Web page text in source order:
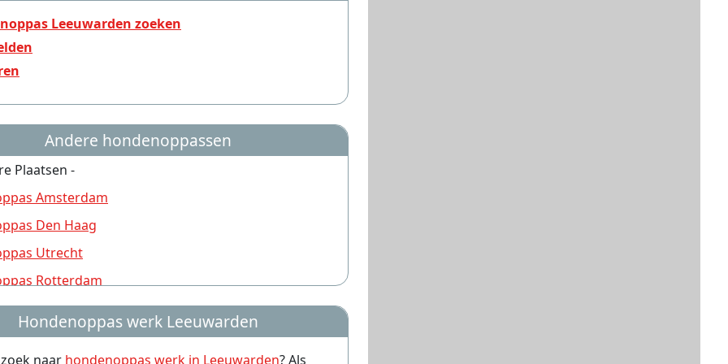
Leeuwarden zoeken
Andere hondenoppassen
Plaatsen -
Amsterdam
Den Haag
Utrecht
Rotterdam
Nijmegen
Groningen
Hondenoppas werk Leeuwarden
naar hondenoppas werk in Leeuwarden? Als